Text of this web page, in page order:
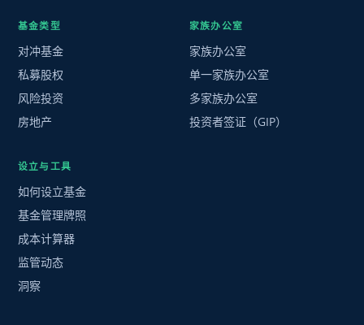
基金类型
对冲基金
私募股权
风险投资
房地产
家族办公室
家族办公室
单一家族办公室
多家族办公室
投资者签证（GIP）
设立与工具
如何设立基金
基金管理牌照
成本计算器
监管动态
洞察